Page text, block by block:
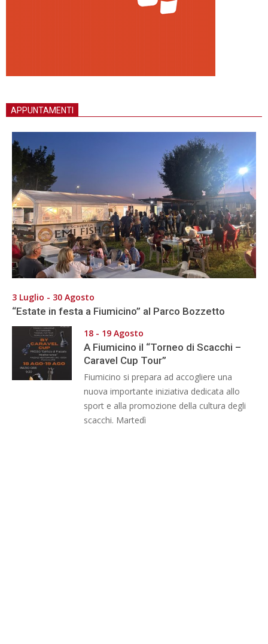
APPUNTAMENTI
3 Luglio - 30 Agosto
“Estate in festa a Fiumicino” al Parco Bozzetto
18 - 19 Agosto
A Fiumicino il “Torneo di Scacchi –
Caravel Cup Tour”
Fiumicino si prepara ad accogliere una
nuova importante iniziativa dedicata allo
sport e alla promozione della cultura degli
scacchi. Martedì